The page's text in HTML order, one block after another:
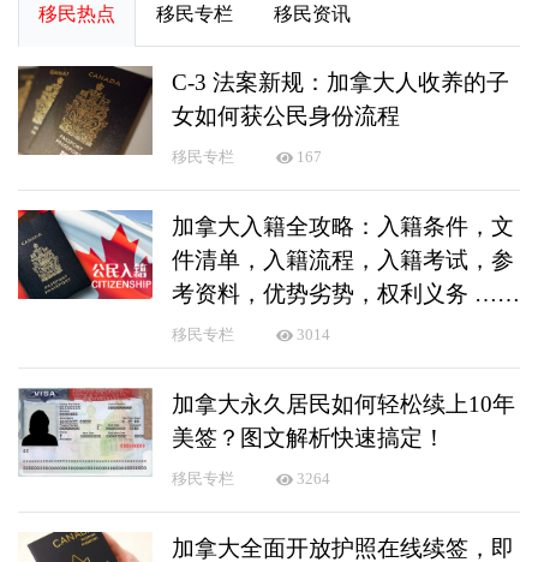
移民热点 移民专栏 移民资讯
C-3 法案新规：加拿大人收养的子
女如何获公民身份流程
移民专栏 167
加拿大入籍全攻略：入籍条件，文
件清单，入籍流程，入籍考试，参
考资料，优势劣势，权利义务 ……
移民专栏 3014
加拿大永久居民如何轻松续上10年
美签？图文解析快速搞定！
移民专栏 3264
加拿大全面开放护照在线续签，即